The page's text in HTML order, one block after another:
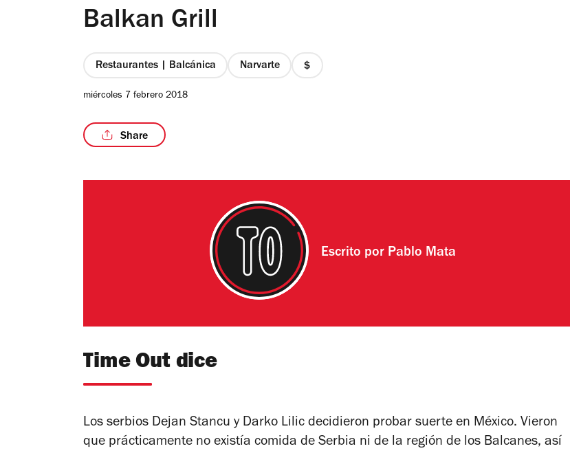
Balkan Grill
Restaurantes | Balcánica Narvarte
precio
miércoles 7 febrero 2018
Share
Escrito por Pablo Mata
Time Out dice
Los serbios Dejan Stancu y Darko Lilic decidieron probar suerte en México. Vieron
que prácticamente no existía comida de Serbia ni de la región de los Balcanes, así